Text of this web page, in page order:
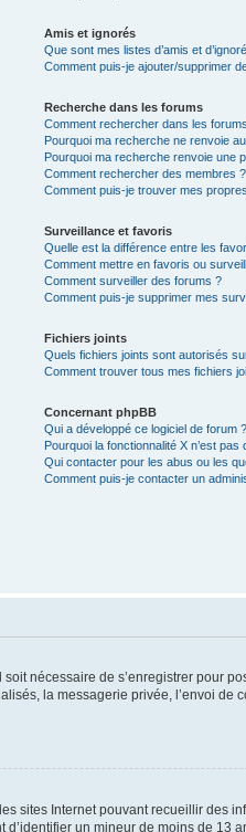
Amis et ignorés
Que sont mes listes d’amis et
Comment puis-je ajouter/supprimer
Recherche dans les forums
Comment rechercher dans les
Pourquoi ma recherche ne renvoie
Pourquoi ma recherche renvoie une
Comment rechercher des membres ?
Comment puis-je trouver mes
Surveillance et favoris
Quelle est la différence entre les
Comment mettre en favoris ou
Comment surveiller des forums ?
Comment puis-je supprimer mes
Fichiers joints
Quels fichiers joints sont autorisés
Comment trouver tous mes fichiers
Concernant phpBB
Qui a développé ce logiciel de forum ?
Pourquoi la fonctionnalité X n’est pas
Qui contacter pour les abus ou les
Comment puis-je contacter un
nécessaire de s’enregistrer pour
la messagerie privée, l’envoi de
sites Internet pouvant recueillir des
un mineur de moins de 13